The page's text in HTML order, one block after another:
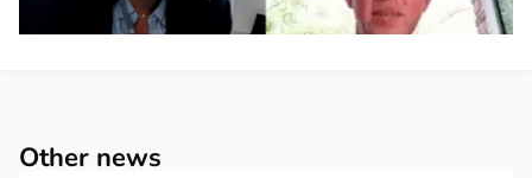
Other news